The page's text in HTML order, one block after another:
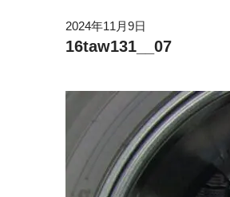
2024年11月9日
16taw131__07